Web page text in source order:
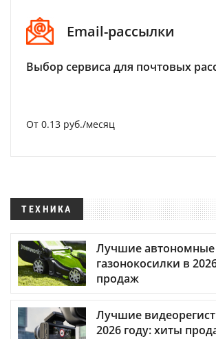
Email-рассылки
Выбор сервиса для почтовых
От 0.13 руб./месяц
ТЕХНИКА
Лучшие автономные
газонокосилки в
продаж
Лучшие
2026 году: хиты